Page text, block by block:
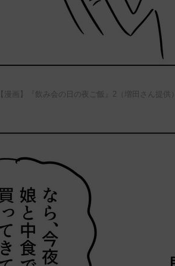
【漫画】『飲み会の日の夜ご飯』2（増田さん提供）